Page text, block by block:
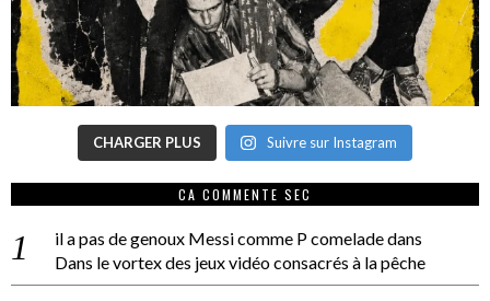
CHARGER PLUS Suivre sur Instagram
CA COMMENTE SEC
il a pas de genoux Messi comme P comeladedans
Dans le vortex des jeux vidéo consacrés à la pêche